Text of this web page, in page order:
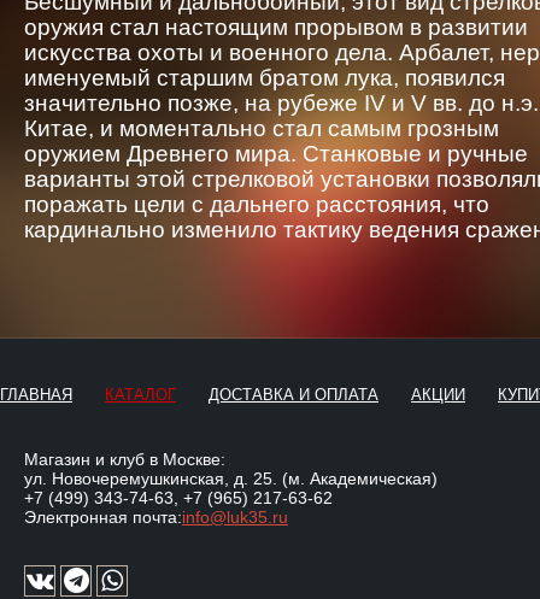
оружия стал настоящим прорывом в развитии
искусства охоты и военного дела. Арбалет,
именуемый старшим братом лука, появился
значительно позже, на рубеже IV и V вв. до
Китае, и моментально стал самым грозным
оружием Древнего мира. Станковые и ручные
варианты этой стрелковой установки
поражать цели с дальнего расстояния, что
кардинально изменило тактику ведения
ГЛАВНАЯ КАТАЛОГ ДОСТАВКА И ОПЛАТА АКЦИИ
Магазин и клуб в Москве:
ул. Новочеремушкинская, д. 25. (м. Академическая)
+7 (499) 343-74-63 +7 (965) 217-63-62
Электронная почта:info@luk35.ru